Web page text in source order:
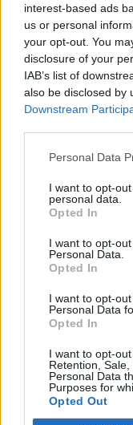
interest-based ads
us or personal
your opt-out. You
disclosure of your
IAB’s list of
also be disclosed by
Downstream
Personal Data
I want to opt-
personal data.
Opted In
I want to opt-
Personal Data.
Opted In
I want to opt-
Personal Data
Opted In
I want to opt-
Retention,
Personal Data
Purposes for
Opted Out